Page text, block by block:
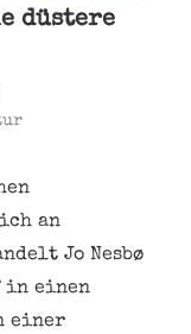
düstere
an
Jo Nesbø
in einen
einer